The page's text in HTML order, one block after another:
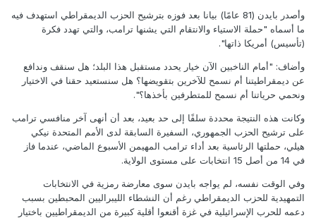
وأصدر بايدن (81 عامًا) بيانا بعد فوزه بترشيح الحزب الديمقراطي استهدف فيه
ما أسماه "حملة الاستياء والانتقام التي يشنها ترامب، والتي تهدد فكرة
(تأسيس) أمريكا ذاتها".
وأضاف: "أمام الناخبين الآن خيار يحدد مستقبل هذا البلد؛ هل سنقف وندافع
عن ديمقراطيتنا أم نسمح للآخرين بتقويضها؟ هل سنستعيد حقنا في الاختيار
ونحمي حرياتنا أم نسمح للمتطرفين بأخذها؟".
وكانت هذه النتيجة محددة سلفًا إلى حد بعيد، بعد أن أنهى آخر منافسي ترامب
على ترشيح الحزب الجمهوري، السفيرة السابقة لدى الأمم المتحدة نيكي
هيلي، حملتها الرئاسية بعد أداء ترامب المهيمن الأسبوع الماضي، عندما فاز
في 14 من أصل 15 انتخابات على مستوى الولاية.
وفي الوقت نفسه، لم يواجه بايدن سوى معارضة رمزية في الانتخابات
التمهيدية للحزب الديمقراطي رغم أن النشطاء الليبراليين المحبطين بسبب
دعمه للحرب الإسرائيلية في غزة أقنعوا أقلية كبيرة من الديمقراطيين باختيار